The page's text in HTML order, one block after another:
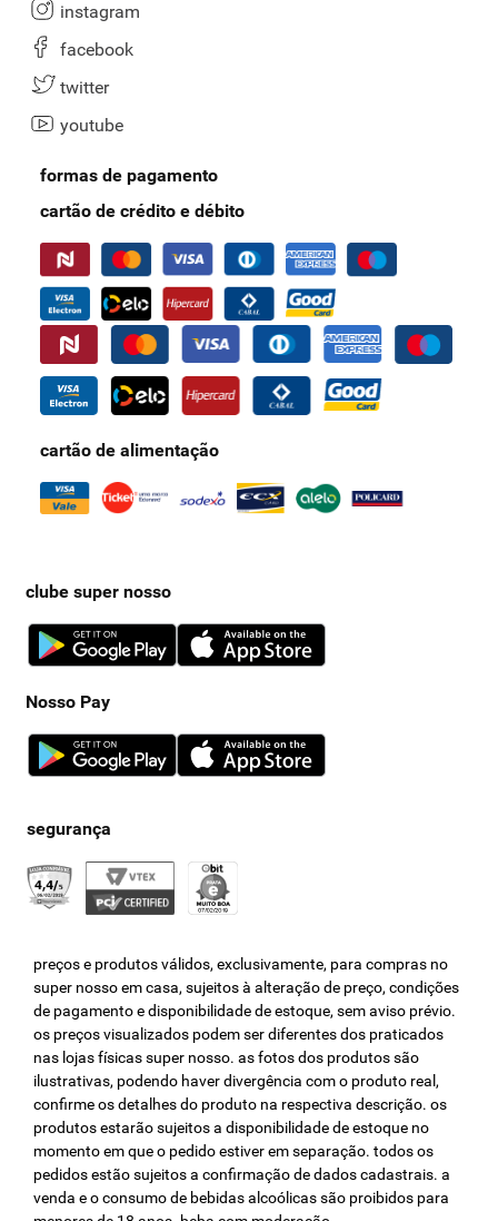
instagram
facebook
twitter
youtube
formas de pagamento
cartão de crédito e débito
cartão de alimentação
clube super nosso
Nosso Pay
preços e produtos válidos, exclusivamente, para compras no
super nosso em casa, sujeitos à alteração de preço, condições
de pagamento e disponibilidade de estoque, sem aviso prévio.
os preços visualizados podem ser diferentes dos praticados
nas lojas físicas super nosso. as fotos dos produtos são
ilustrativas, podendo haver divergência com o produto real,
confirme os detalhes do produto na respectiva descrição. os
produtos estarão sujeitos a disponibilidade de estoque no
momento em que o pedido estiver em separação. todos os
pedidos estão sujeitos a confirmação de dados cadastrais. a
venda e o consumo de bebidas alcoólicas são proibidos para